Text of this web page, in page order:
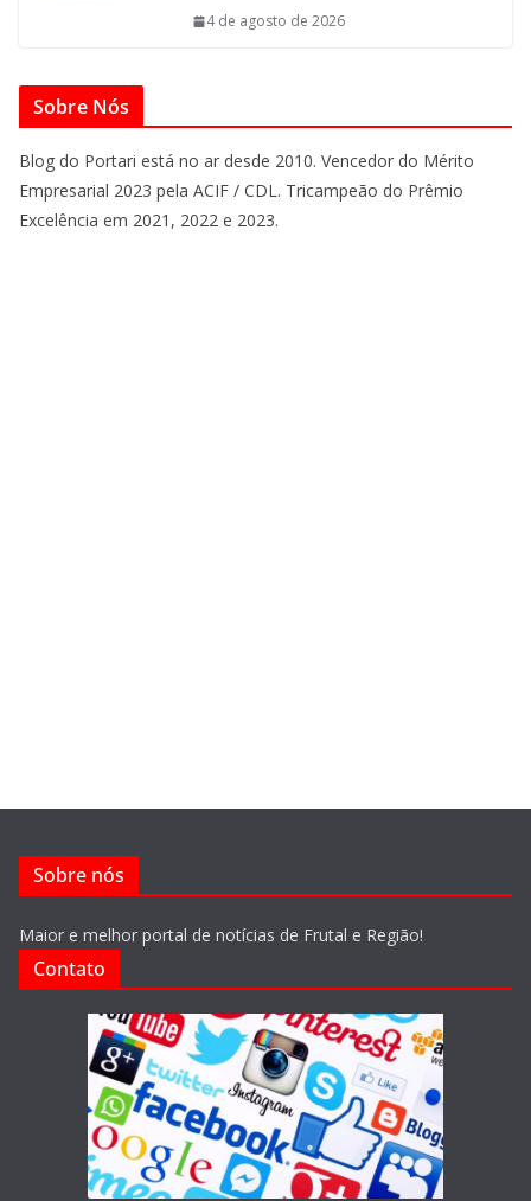
4 de agosto de 2026
Sobre Nós
Blog do Portari está no ar desde 2010. Vencedor do Mérito
Empresarial 2023 pela ACIF / CDL. Tricampeão do Prêmio
Excelência em 2021, 2022 e 2023.
Sobre nós
Maior e melhor portal de notícias de Frutal e Região!
Contato